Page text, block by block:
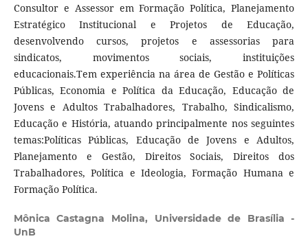
Consultor e Assessor em Formação Política, Planejamento
Estratégico Institucional e Projetos de Educação,
desenvolvendo cursos, projetos e assessorias para
sindicatos, movimentos sociais, instituições
educacionais.Tem experiência na área de Gestão e Políticas
Públicas, Economia e Política da Educação, Educação de
Jovens e Adultos Trabalhadores, Trabalho, Sindicalismo,
Educação e História, atuando principalmente nos seguintes
temas:Políticas Públicas, Educação de Jovens e Adultos,
Planejamento e Gestão, Direitos Sociais, Direitos dos
Trabalhadores, Política e Ideologia, Formação Humana e
Formação Política.
Mônica Castagna Molina, Universidade de Brasília -
UnB